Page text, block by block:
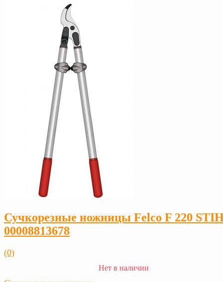
Сучкорезные ножницы Felco F 220
00008813678
(0)
Нет в наличии